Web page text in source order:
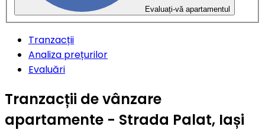
Evaluați-vă apartamentul
Tranzacții
Analiza prețurilor
Evaluări
Tranzacții de vânzare
apartamente - Strada Palat, Iași